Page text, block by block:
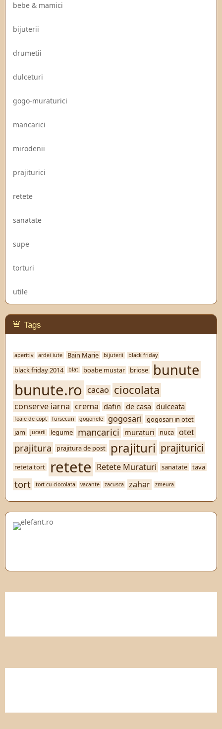
bebe & mamici
bijuterii
drumetii
dulceturi
gogo-muraturici
mancarici
mirodenii
prajiturici
retete
sanatate
supe
torturi
utile
Tags
aperitiv ardei iute Bain Marie bijuterii black friday
black friday 2014 blat boabe mustar briose bunute
bunute.ro cacao ciocolata
conserve iarna crema dafin de casa dulceata
foaie de copt fursecuri gogonele gogosari
gogosari in otet
jam
jucarii legume mancarici muraturi nuca otet
prajitura prajitura de post prajituri prajiturici
reteta tort retete Retete Muraturi sanatate tava
tort tort cu ciocolata vacante zacusca zahar zmeura